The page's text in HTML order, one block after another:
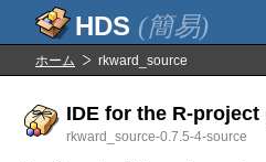
(簡易)
ホーム rkward_source
IDE for the R-
rkward_source-0.7.5-4-source